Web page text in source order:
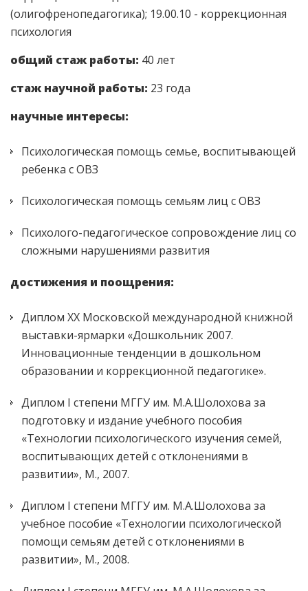
(олигофренопедагогика); 19.00.10 - коррекционная
психология
общий стаж работы: 40 лет
стаж научной работы: 23 года
научные интересы:
Психологическая помощь семье, воспитывающей
ребенка с ОВЗ
Психологическая помощь семьям лиц с ОВЗ
Психолого-педагогическое сопровождение лиц со
сложными нарушениями развития
достижения и поощрения:
Диплом XX Московской международной книжной
выставки-ярмарки «Дошкольник 2007.
Инновационные тенденции в дошкольном
образовании и коррекционной педагогике».
Диплом I степени МГГУ им. М.А.Шолохова за
подготовку и издание учебного пособия
«Технологии психологического изучения семей,
воспитывающих детей с отклонениями в
развитии», М., 2007.
Диплом I степени МГГУ им. М.А.Шолохова за
учебное пособие «Технологии психологической
помощи семьям детей с отклонениями в
развитии», М., 2008.